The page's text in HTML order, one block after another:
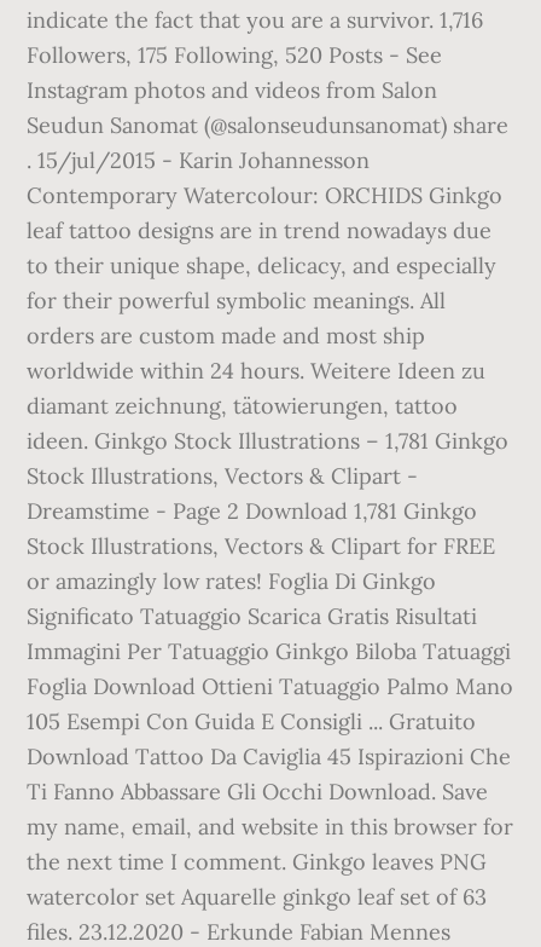
indicate the fact that you are a survivor. 1,716
Followers, 175 Following, 520 Posts - See
Instagram photos and videos from Salon
Seudun Sanomat (@salonseudunsanomat) share
. 15/jul/2015 - Karin Johannesson
Contemporary Watercolour: ORCHIDS Ginkgo
leaf tattoo designs are in trend nowadays due
to their unique shape, delicacy, and especially
for their powerful symbolic meanings. All
orders are custom made and most ship
worldwide within 24 hours. Weitere Ideen zu
diamant zeichnung, tätowierungen, tattoo
ideen. Ginkgo Stock Illustrations – 1,781 Ginkgo
Stock Illustrations, Vectors & Clipart -
Dreamstime - Page 2 Download 1,781 Ginkgo
Stock Illustrations, Vectors & Clipart for FREE
or amazingly low rates! Foglia Di Ginkgo
Significato Tatuaggio Scarica Gratis Risultati
Immagini Per Tatuaggio Ginkgo Biloba Tatuaggi
Foglia Download Ottieni Tatuaggio Palmo Mano
105 Esempi Con Guida E Consigli ... Gratuito
Download Tattoo Da Caviglia 45 Ispirazioni Che
Ti Fanno Abbassare Gli Occhi Download. Save
my name, email, and website in this browser for
the next time I comment. Ginkgo leaves PNG
watercolor set Aquarelle ginkgo leaf set of 63
files. 23.12.2020 - Erkunde Fabian Mennes